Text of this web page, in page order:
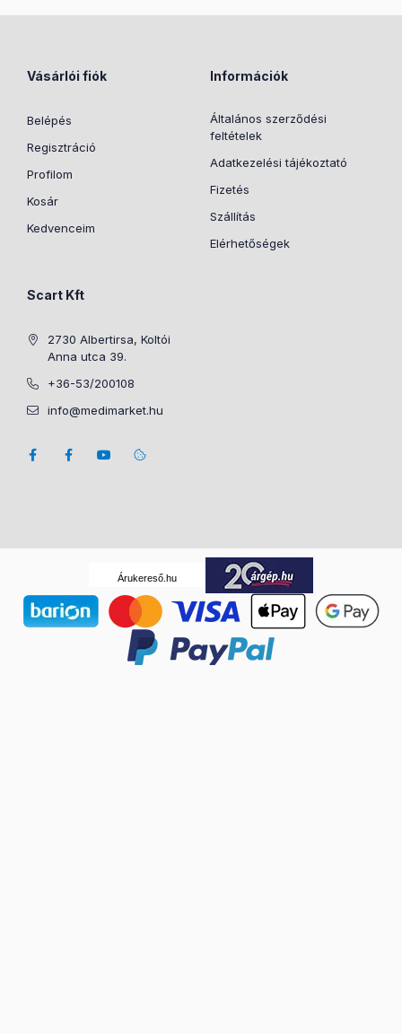
Vásárlói fiók
Belépés
Regisztráció
Profilom
Kosár
Kedvenceim
Információk
Általános szerződési
feltételek
Adatkezelési tájékoztató
Fizetés
Szállítás
Elérhetőségek
Scart Kft
2730 Albertirsa, Koltói
Anna utca 39.
+36-53/200108
info@medimarket.hu
Árukereső.hu